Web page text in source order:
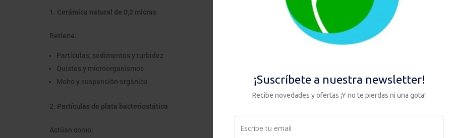
Cerámica natural de 0,2 micras
Retiene:
Partículas, sedimentos y turbidez
Quistes y microorganismos
Moho y suspensión orgánica
Partículas de plata bacteriostática
Actúan como: